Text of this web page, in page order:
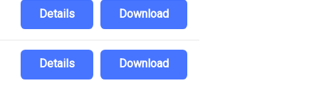
Download
Details
Download
Details